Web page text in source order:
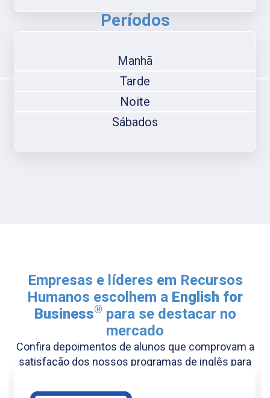
Períodos
Manhã
Tarde
Noite
Sábados
Empresas e líderes em Recursos
Humanos escolhem a English for
Business® para se destacar no
mercado
Confira depoimentos de alunos que comprovam a
satisfação dos nossos programas de inglês para